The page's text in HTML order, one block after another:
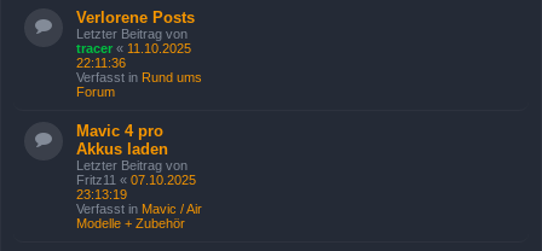
Verlorene Posts
Letzter Beitrag von
tracer « 11.10.2025
22:11:36
Verfasst in Rund ums
Forum
Mavic 4 pro
Akkus laden
Letzter Beitrag von
Fritz11 « 07.10.2025
23:13:19
Verfasst in Mavic / Air
Modelle + Zubehör